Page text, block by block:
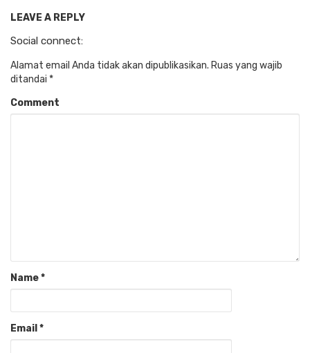
LEAVE A REPLY
Social connect:
Alamat email Anda tidak akan dipublikasikan. Ruas yang wajib
ditandai *
Comment
Name*
Email *